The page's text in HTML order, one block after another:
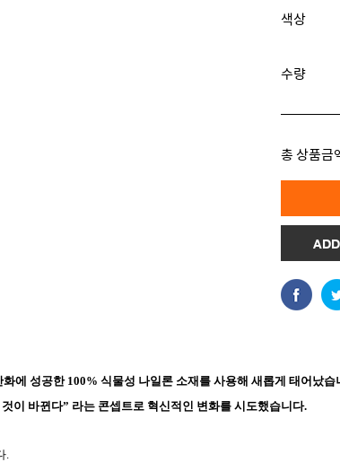
색상
수량
총 상품금
에 성공한 100% 식물성 나일론 소재를 사용해 새롭게 태어났습
이 바뀐다” 라는 콘셉트로 혁신적인 변화를 시도했습니다.
.